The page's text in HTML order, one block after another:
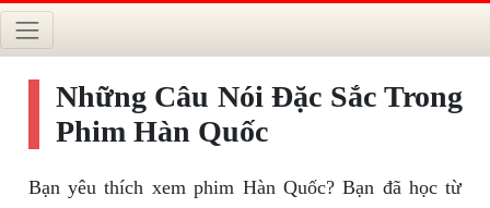
Những Câu Nói Đặc Sắc Trong
Phim Hàn Quốc
Bạn yêu thích xem phim Hàn Quốc? Bạn đã học từ